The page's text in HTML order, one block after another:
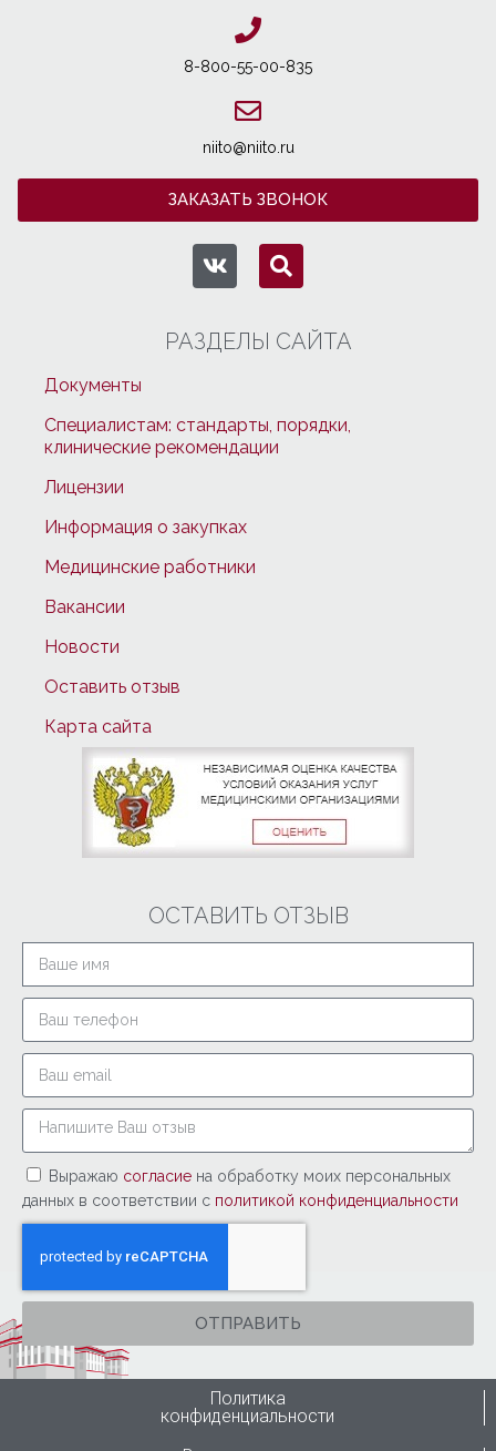
8-800-55-00-835
niito@niito.ru
ЗАКАЗАТЬ ЗВОНОК
РАЗДЕЛЫ САЙТА
Документы
Специалистам: стандарты, порядки,
клинические рекомендации
Лицензии
Информация о закупках
Медицинские работники
Вакансии
Новости
Оставить отзыв
Карта сайта
ОСТАВИТЬ ОТЗЫВ
Выражаю согласие на обработку моих персональных
данных в соответствии с политикой конфиденциальности
ОТПРАВИТЬ
Политика
конфиденциальности